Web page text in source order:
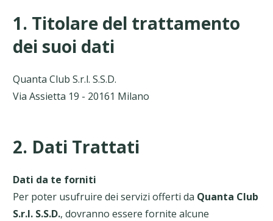
1. Titolare del trattamento
dei suoi dati
Quanta Club S.r.l. S.S.D.
Via Assietta 19 - 20161 Milano
2. Dati Trattati
Dati da te forniti
Per poter usufruire dei servizi offerti da Quanta Club
S.r.l. S.S.D., dovranno essere fornite alcune